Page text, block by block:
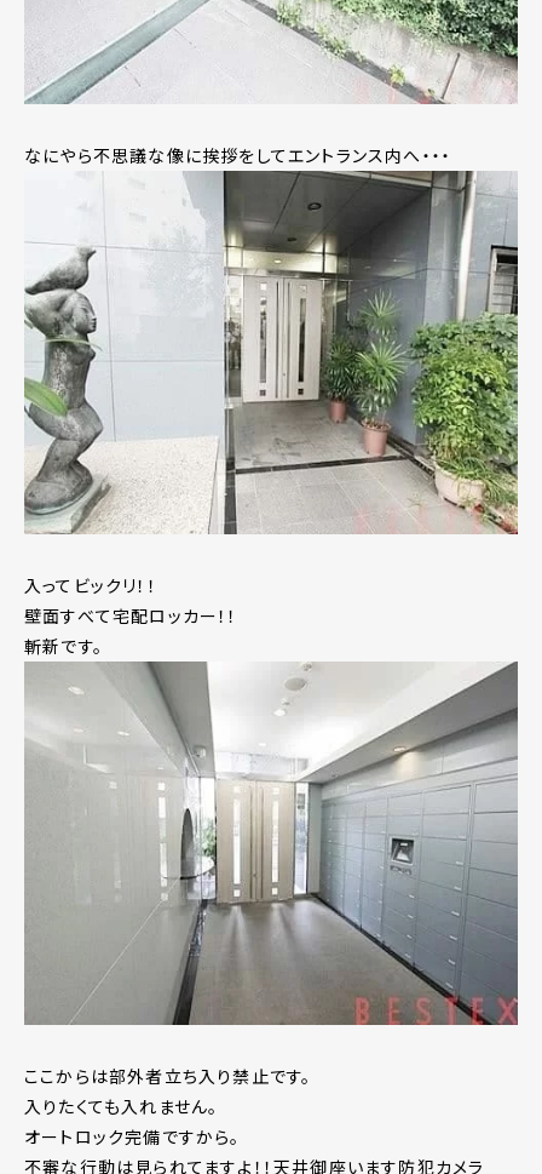
なにやら不思議な像に挨拶をしてエントランス内へ・・・
入ってビックリ！！
壁面すべて宅配ロッカー！！
斬新です。
ここからは部外者立ち入り禁止です。
入りたくても入れません。
オートロック完備ですから。
不審な行動は見られてますよ！！天井御座います防犯カメラ